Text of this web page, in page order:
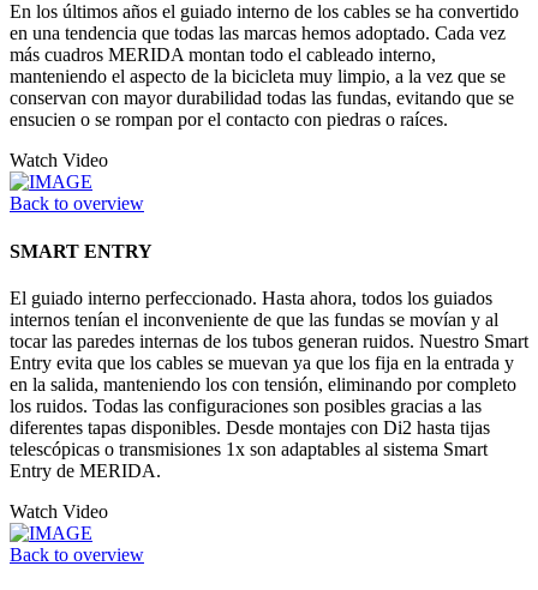
En los últimos años el guiado interno de los cables se ha convertido
en una tendencia que todas las marcas hemos adoptado. Cada vez
más cuadros MERIDA montan todo el cableado interno,
manteniendo el aspecto de la bicicleta muy limpio, a la vez que se
conservan con mayor durabilidad todas las fundas, evitando que se
ensucien o se rompan por el contacto con piedras o raíces.
Watch Video
Back to overview
SMART ENTRY
El guiado interno perfeccionado. Hasta ahora, todos los guiados
internos tenían el inconveniente de que las fundas se movían y al
tocar las paredes internas de los tubos generan ruidos. Nuestro Smart
Entry evita que los cables se muevan ya que los fija en la entrada y
en la salida, manteniendo los con tensión, eliminando por completo
los ruidos. Todas las configuraciones son posibles gracias a las
diferentes tapas disponibles. Desde montajes con Di2 hasta tijas
telescópicas o transmisiones 1x son adaptables al sistema Smart
Entry de MERIDA.
Watch Video
Back to overview